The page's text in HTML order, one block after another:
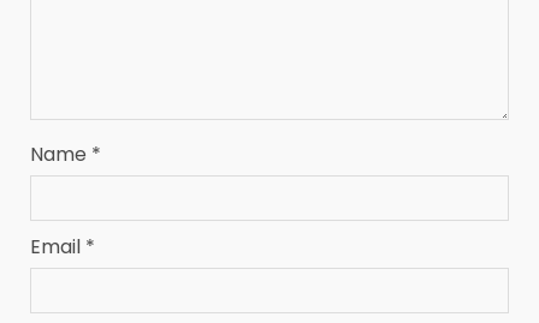
Name *
Email *